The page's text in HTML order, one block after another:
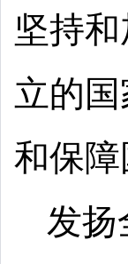
坚持
立的
和保障
发